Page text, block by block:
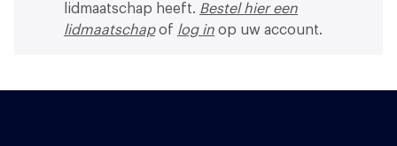
lidmaatschap heeft. Bestel hier een
lidmaatschapof log in op uw account.